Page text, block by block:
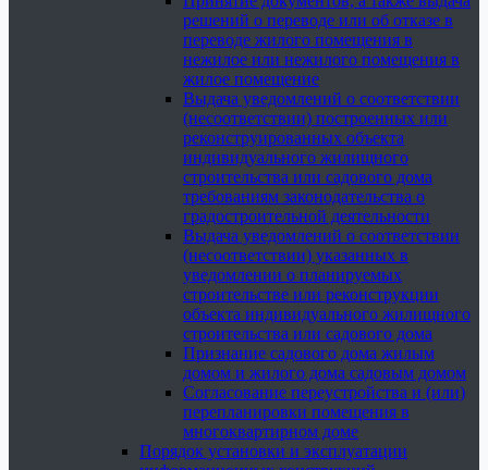
решений о переводе или об отказе в
переводе жилого помещения в
нежилое или нежилого помещения в
жилое помещение
Выдача уведомлений о соответствии
(несоответствии) построенных или
реконструированных объекта
индивидуального жилищного
строительства или садового дома
требованиям законодательства о
градостроительной деятельности
Выдача уведомлений о соответствии
(несоответствии) указанных в
уведомлении о планируемых
строительстве или реконструкции
объекта индивидуального жилищного
строительства или садового дома
Признание садового дома жилым
домом и жилого дома садовым домом
Согласование переустройства и (или)
перепланировки помещения в
многоквартирном доме
Порядок установки и эксплуатации